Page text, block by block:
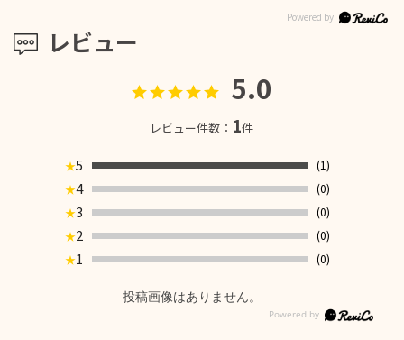
レビュー
5.0
レビュー件数： 1件
★5
(1)
★4
(0)
★3
(0)
★2
(0)
★1 (0)
投稿画像はありません。